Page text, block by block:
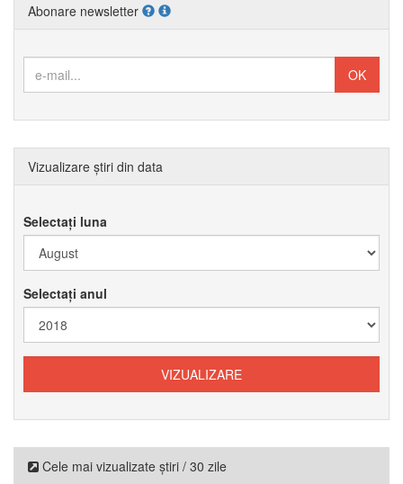
Abonare newsletter
Vizualizare știri din data
Selectați luna
Selectați anul
Cele mai vizualizate știri / 30 zile